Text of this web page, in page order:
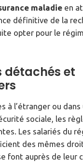
maladie en
définitive de la
opter pour le
détachés et
à l’étranger ou dans
sociale, les
Les salariés du
des mêmes
font auprès de leur